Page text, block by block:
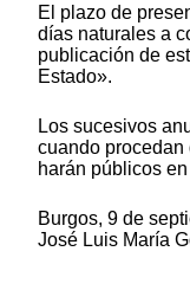
El plazo de
días naturales a
publicación de
Estado».
Los sucesivos
cuando procedan
harán públicos
Burgos, 9 de
José Luis María